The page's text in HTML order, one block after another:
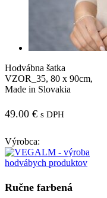
Hodvábna šatka
VZOR_35, 80 x 90cm,
Made in Slovakia
49.00 € s DPH
Výrobca:
Ručne farbená